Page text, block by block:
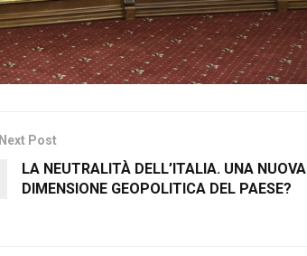
Next Post
LA NEUTRALITÀ DELL’ITALIA. UNA NUOVA
DIMENSIONE GEOPOLITICA DEL PAESE?